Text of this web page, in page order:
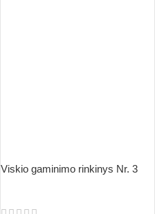
Viskio gaminimo rinkinys Nr. 3